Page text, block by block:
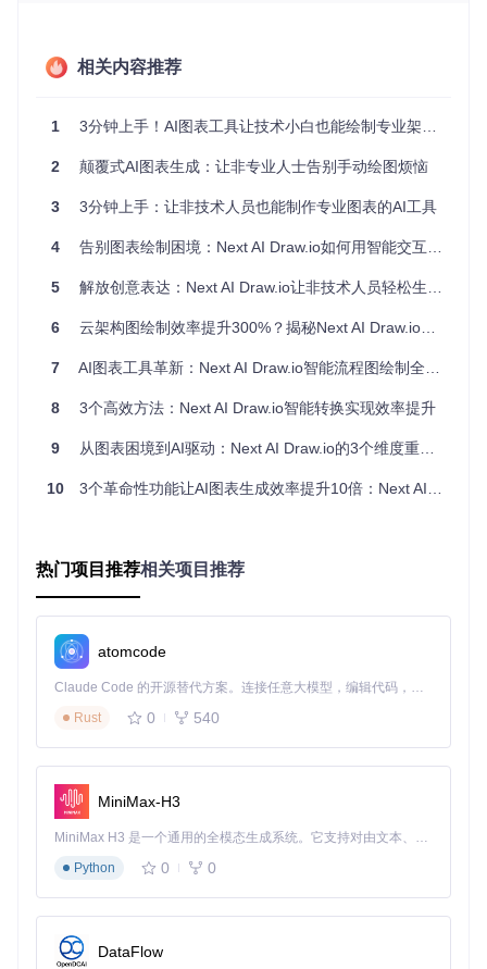
1. 自然语言转图表技术
表。这种技术基于大语言模型对文本的深度理解，结合预设的
AI生成的AWS云服务架构图 - 展示用户通过EC2实例与S3、B
edrock和DynamoDB服务的交互关系
核心实现模块：app/api/chat/route.ts负责处理用户输入并协调
AI生成逻辑，将自然语言转化为draw.io兼容的XML格式。
然对话持续优化图表：
增量修改：无需从头重建，可通过对话指令局部调整图表元
智能建议：AI会基于上下文提供布局优化和元素补充建议
3. 多场景图表类型全覆盖
技术架构类：云服务部署图、微服务关系图、网络拓扑图
🚀 零基础用户3步上手指南
环境准备
Next AI Draw.io提供两种便捷部署方式，满足不同用户需求：
Docker快速启动
docker run -d -p 3000:3000 \
  -e AI_MODEL=gpt-4o \
  -e OPENAI_API_KEY=your_api_key \
源码部署
相关内容推荐
1 3分钟上手！AI图表工具让技术小白也能绘制专业架构图
2 颠覆式AI图表生成：让非专业人士告别手动绘图烦恼
3 3分钟上手：让非技术人员也能制作专业图表的AI工具
4 告别图表绘制困境：Next AI Draw.io如何用智能交互革新可视化创作
5 解放创意表达：Next AI Draw.io让非技术人员轻松生成专业图表
6 云架构图绘制效率提升300%？揭秘Next AI Draw.io的黑科技
7 AI图表工具革新：Next AI Draw.io智能流程图绘制全攻略
8 3个高效方法：Next AI Draw.io智能转换实现效率提升
9 从图表困境到AI驱动：Next AI Draw.io的3个维度重构绘图体验
10 3个革命性功能让AI图表生成效率提升10倍：Next AI Draw.io完全指南
热门项目推荐相关项目推荐
atomcode
Claude Code 的开源替代方案。连接任意大模型，编辑代码，运行命令，自动验证 — 全自动执行。用 Rust 构建，极致性能。 ｜ An open-source alternative to Claude Code. Connect any LLM, edit code, run commands, and verify changes — autonomously. Built in Rust for speed. Get Started
Rust
0 540
MiniMax-H3
MiniMax H3 是一个通用的全模态生成系统。它支持对由文本、图像、视频和音频组成的多模态上下文进行统一理解，并能生成分辨率高达 2K、时长可达 15 秒的带原生立体声音频的视频。得益于面向任务泛化的系统设计，H3 在预训练阶段就已具备广泛的多模态上下文理解与生成能力，能够出色地执行复杂的多模态指令。
Python
0 0
DataFlow